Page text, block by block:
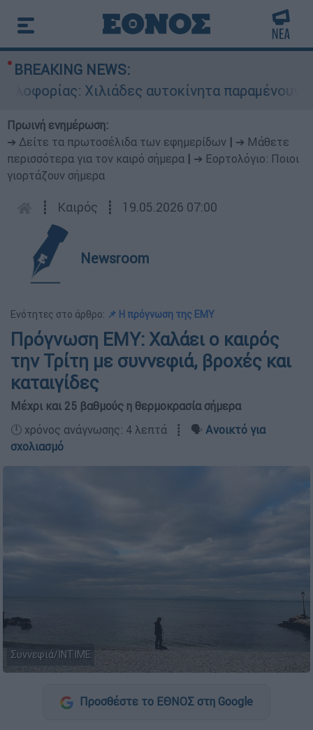
BREAKING NEWS:
Χιλιάδες αυτοκίνητα παραμένουν
Πρωινή ενημέρωση:
➔ Δείτε τα πρωτοσέλιδα των εφημερίδων
➔ Μάθετε
περισσότερα για τον καιρό σήμερα
➔ Εορτολόγιο: Ποιοι
γιορτάζουν σήμερα
┋ Καιρός ┋ 19.05.2026 07:00
Newsroom
Ενότητες στο άρθρο: 📌 Η πρόγνωση της ΕΜΥ
Πρόγνωση ΕΜΥ: Χαλάει ο καιρός
την Τρίτη με συννεφιά, βροχές και
καταιγίδες
Μέχρι και 25 βαθμούς η θερμοκρασία σήμερα
🕛 χρόνος ανάγνωσης: 4 λεπτά ┋ 🗣️ Ανοικτό για
σχολιασμό
Συννεφιά/ΙΝΤΙΜΕ
Προσθέστε το ΕΘΝΟΣ στη Google